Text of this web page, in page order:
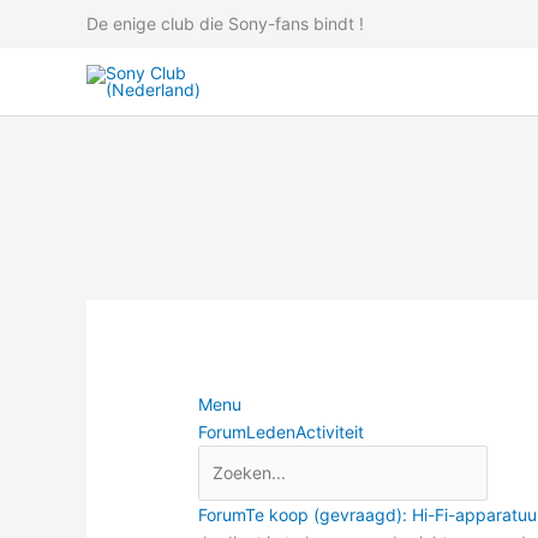
De enige club die Sony-fans bindt !
Menu
Forumnavigatie
ForumLedenActiviteit
Forum
ForumTe koop (gevraagd): Hi-Fi-